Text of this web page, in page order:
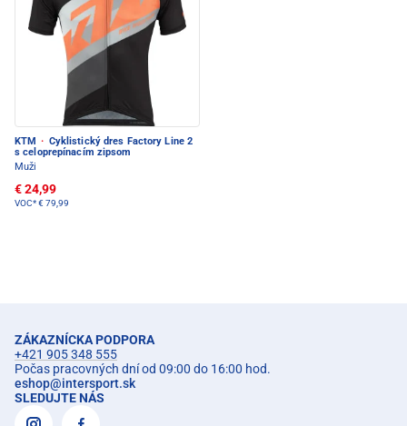
KTM · Cyklistický dres Factory Line 2
s celoprepínacím zipsom
Muži
€ 24,99
VOC*€ 79,99
ZÁKAZNÍCKA PODPORA
+421 905 348 555
Počas pracovných dní od 09:00 do 16:00 hod.
eshop@intersport.sk
SLEDUJTE NÁS